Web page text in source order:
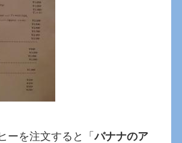
ーを注文すると「バナナのア